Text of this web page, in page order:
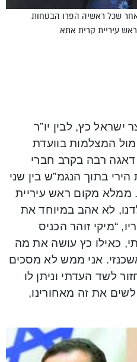
שכל ראשיה הפרו הבטחות
ראש עיריית קרית אתא
ישראל כץ, לבין יו”ר
מול המצלמות בוועדת
רבה בקרב חברי
בתוך הנגמ”ש בין שני
ממלא מקום ראש עיריית
לא אהב במיוחד את
“מיקי זוהר הכניס
כאילו כץ עושה את מה
אני ממש לא מסכים
לשד העדתי וניתן לו
את זה מאחורינו,